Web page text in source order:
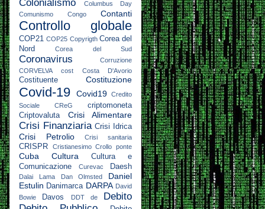
Colonialismo
Columbus Day
Comunismo
Congo Contanti
Controllo globale
COP21 COP25 Copyrigth Corea del
Nord
Corea del Sud
Coronavirus
Corruzione
CORVELVA
cost Costa D'Avorio
Costituente Costituzione
Covid-19 Covid19
Credito
Sociale
CReG
criptomoneta
Criptovaluta
Crisi Alimentare
Crisi Finanziaria Crisi Idrica
Crisi Petrolio Crisi sanitaria
CRISPR Cristianesimo Crollo ponte
Cuba Cultura
Cultura e
Comunicazione
Curevac Daesh
Dalai Lama Dan Olmsted
Daniel
Estulin Danimarca DARPA David
Bowie
Davos DDT de
Debito